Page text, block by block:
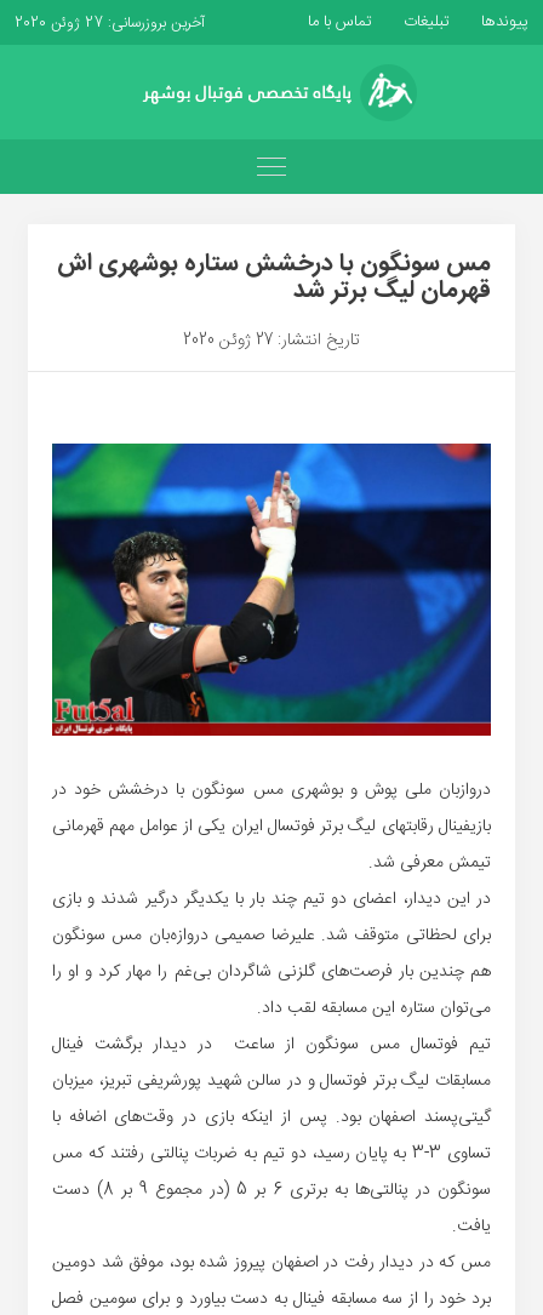
پیوندها تبلیغات تماس با ما آخرین بروزرسانی: 27 ژوئن 2020
مس سونگون با درخشش ستاره بوشهری اش
قهرمان لیگ برتر شد
تاریخ انتشار: 27 ژوئن 2020
دروازبان ملی پوش و بوشهری مس سونگون با درخشش خود در
بازیفینال رقابتهای لیگ برتر فوتسال ایران یکی از عوامل مهم قهرمانی
تیمش معرفی شد.
در این دیدار، اعضای دو تیم چند بار با یکدیگر درگیر شدند و بازی
برای لحظاتی متوقف شد. علیرضا صمیمی دروازه‌بان مس سونگون
هم چندین بار فرصت‌های گلزنی شاگردان بی‌غم را مهار کرد و او را
می‌توان ستاره این مسابقه لقب داد.
تیم فوتسال مس سونگون از ساعت در دیدار برگشت فینال
مسابقات لیگ برتر فوتسال و در سالن شهید پورشریفی تبریز، میزبان
گیتی‌پسند اصفهان بود. پس از اینکه بازی در وقت‌های اضافه با
تساوی 3-3 به پایان رسید، دو تیم به ضربات پنالتی رفتند که مس
سونگون در پنالتی‌ها به برتری 6 بر 5 (در مجموع 9 بر 8) دست
یافت.
مس که در دیدار رفت در اصفهان پیروز شده بود، موفق شد دومین
برد خود را از سه مسابقه فینال به دست بیاورد و برای سومین فصل